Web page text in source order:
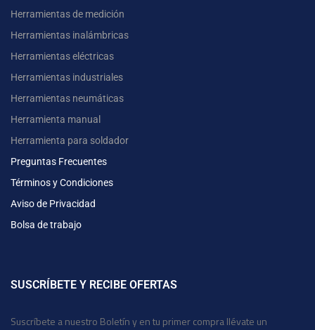
Herramientas de medición
Herramientas inalámbricas
Herramientas eléctricas
Herramientas industriales
Herramientas neumáticas
Herramienta manual
Herramienta para soldador
Preguntas Frecuentes
Términos y Condiciones
Aviso de Privacidad
Bolsa de trabajo
SUSCRÍBETE Y RECIBE OFERTAS
Suscríbete a nuestro Boletín y en tu primer compra llévate un